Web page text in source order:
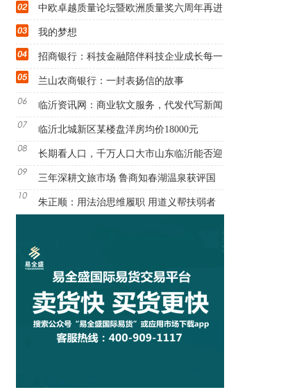
中欧卓越质量论坛暨欧洲质量奖六周年再进
我的梦想
招商银行：科技金融陪伴科技企业成长每一
兰山农商银行：一封表扬信的故事
临沂资讯网：商业软文服务，代发代写新闻
临沂北城新区某楼盘洋房均价18000元
长期看人口，千万人口大市山东临沂能否迎
三年深耕文旅市场 鲁商知春湖温泉获评国
朱正顺：用法治思维履职 用道义帮扶弱者